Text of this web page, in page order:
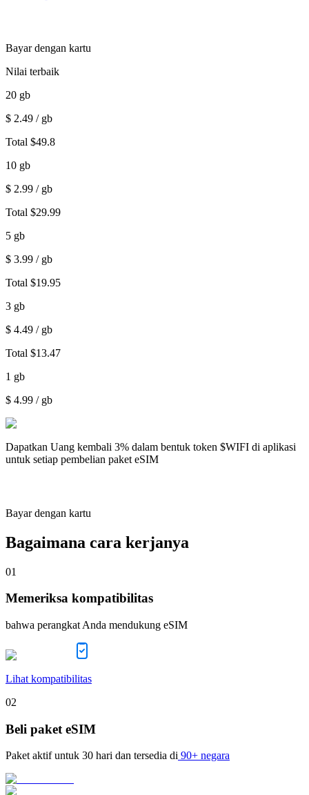
Bayar dengan kartu
Nilai terbaik
20 gb
$ 2.49 / gb
Total $49.8
10 gb
$ 2.99 / gb
Total $29.99
5 gb
$ 3.99 / gb
Total $19.95
3 gb
$ 4.49 / gb
Total $13.47
1 gb
$ 4.99 / gb
Dapatkan Uang kembali 3% dalam bentuk token $WIFI di aplikasi
untuk setiap pembelian paket eSIM
Bayar dengan kartu
Bagaimana cara kerjanya
01
Memeriksa kompatibilitas
bahwa perangkat Anda mendukung eSIM
Lihat kompatibilitas
02
Beli paket eSIM
Paket aktif untuk 30 hari dan tersedia di 90+ negara